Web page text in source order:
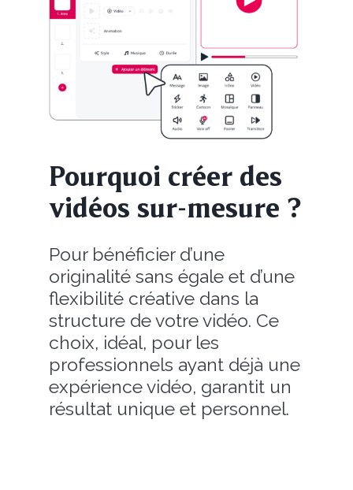
Pourquoi créer des
vidéos sur-mesure ?
Pour bénéficier d’une
originalité sans égale et d’une
flexibilité créative dans la
structure de votre vidéo. Ce
choix, idéal, pour les
professionnels ayant déjà une
expérience vidéo, garantit un
résultat unique et personnel.